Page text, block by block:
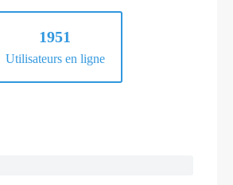
1951
Utilisateurs en ligne